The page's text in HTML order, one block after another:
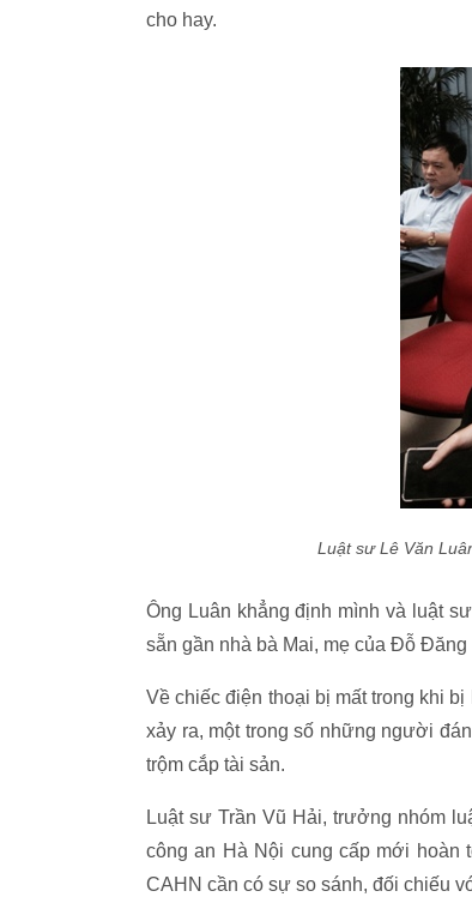
cho hay.
Luật sư Lê Văn
Ông Luân khẳng định mình và luật
sẵn gần nhà bà Mai, mẹ của Đỗ
Về chiếc điện thoại bị mất trong khi
xảy ra, một trong số những người
trộm cắp tài sản.
Luật sư Trần Vũ Hải, trưởng nhóm
công an Hà Nội cung cấp mới
CAHN cần có sự so sánh, đối chiếu